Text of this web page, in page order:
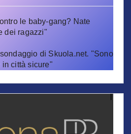
le baby-gang? Nate
dei ragazzi"
di Skuola.net. "Sono
città sicure"